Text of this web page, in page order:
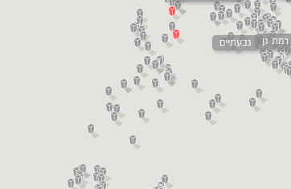
גבעתיים
רמת גן